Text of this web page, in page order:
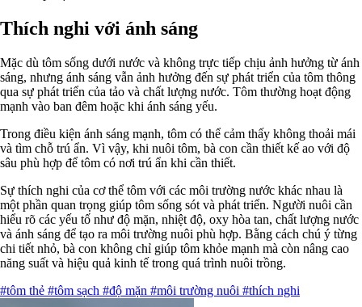
Thích nghi với ánh sáng
Mặc dù tôm sống dưới nước và không trực tiếp chịu ảnh hưởng từ ánh
sáng, nhưng ánh sáng vẫn ảnh hưởng đến sự phát triển của tôm thông
qua sự phát triển của tảo và chất lượng nước. Tôm thường hoạt động
mạnh vào ban đêm hoặc khi ánh sáng yếu.
Trong điều kiện ánh sáng mạnh, tôm có thể cảm thấy không thoải mái
và tìm chỗ trú ẩn. Vì vậy, khi nuôi tôm, bà con cần thiết kế ao với độ
sâu phù hợp để tôm có nơi trú ẩn khi cần thiết.
Sự thích nghi của cơ thể tôm với các môi trường nước khác nhau là
một phần quan trọng giúp tôm sống sót và phát triển. Người nuôi cần
hiểu rõ các yếu tố như độ mặn, nhiệt độ, oxy hòa tan, chất lượng nước
và ánh sáng để tạo ra môi trường nuôi phù hợp. Bằng cách chú ý từng
chi tiết nhỏ, bà con không chỉ giúp tôm khỏe mạnh mà còn nâng cao
năng suất và hiệu quả kinh tế trong quá trình nuôi trồng.
#tôm thẻ #tôm sạch #độ mặn #môi trường nuôi #thích nghi